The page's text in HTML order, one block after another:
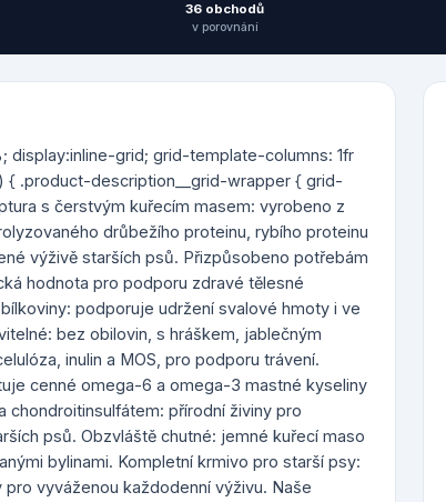
36 obchodů
v porovnání
display:inline-grid; grid-template-columns: 1fr
{ .product-description__grid-wrapper { grid-
s čerstvým kuřecím masem: vyrobeno z
drůbežího proteinu, rybího proteinu
výživě starších psů. Přizpůsobeno potřebám
hodnota pro podporu zdravé tělesné
podporuje udržení svalové hmoty i ve
bez obilovin, s hráškem, jablečným
inulin a MOS, pro podporu trávení.
cenné omega-6 a omega-3 mastné kyseliny
chondroitinsulfátem: přírodní živiny pro
psů. Obzvláště chutné: jemné kuřecí maso
bylinami. Kompletní krmivo pro starší psy:
vyváženou každodenní výživu. Naše